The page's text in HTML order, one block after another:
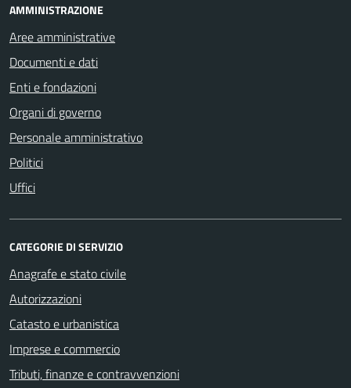
AMMINISTRAZIONE
Aree amministrative
Documenti e dati
Enti e fondazioni
Organi di governo
Personale amministrativo
Politici
Uffici
CATEGORIE DI SERVIZIO
Anagrafe e stato civile
Autorizzazioni
Catasto e urbanistica
Imprese e commercio
Tributi, finanze e contravvenzioni